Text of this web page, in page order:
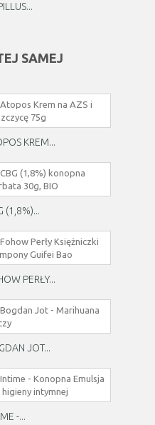
SAMEJ
KREM...
(1,8%)...
PERŁY...
JOT...
-...